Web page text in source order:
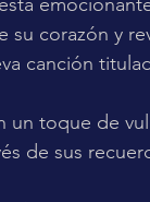
su corazón y
canción
un toque de
de sus